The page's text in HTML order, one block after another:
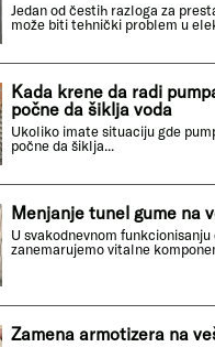
Jedan od čestih razloga za
može biti tehnički problem u
Kada krene da radi
počne da šiklja voda
Ukoliko imate situaciju gde
počne da šiklja...
Menjanje tunel gume na
U svakodnevnom
zanemarujemo vitalne
Zamena armotizera na